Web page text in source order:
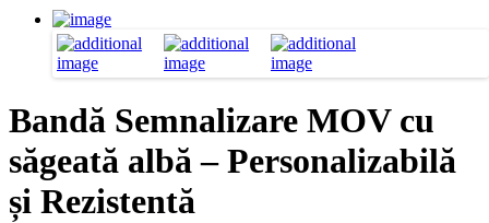
Bandă Semnalizare MOV cu
săgeată albă – Personalizabilă
și Rezistentă